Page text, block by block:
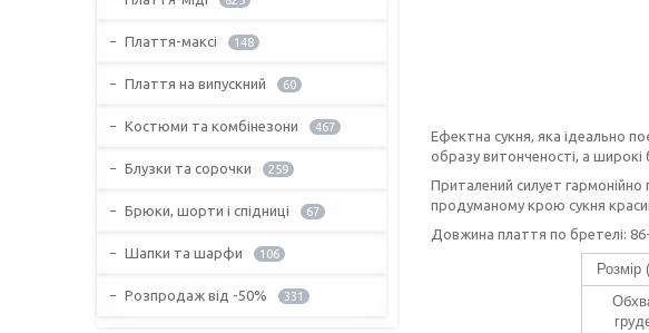
Ефектна сукня, яка ідеально
образу витонченості, а
Приталений силует
продуманому крою сукня
Довжина плаття по бретелі:
Розмір
Плаття-максі 148
Плаття на випускний 60
Костюми та комбінезони 467
Блузки та сорочки 259
Брюки, шорти і спідниці 67
Шапки та шарфи 106
Розпродаж від -50% 331